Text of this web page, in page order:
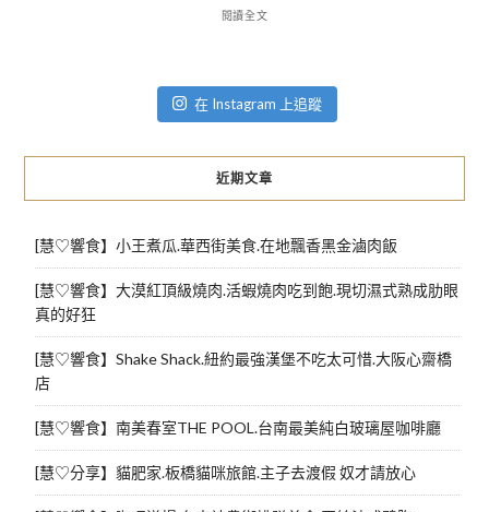
閱讀全文
在 Instagram 上追蹤
近期文章
[慧♡響食】小王煮瓜.華西街美食.在地飄香黑金滷肉飯
[慧♡響食】大漠紅頂級燒肉.活蝦燒肉吃到飽.現切濕式熟成肋眼
真的好狂
[慧♡響食】Shake Shack.紐約最強漢堡不吃太可惜.大阪心齋橋
店
[慧♡響食】南美春室THE POOL.台南最美純白玻璃屋咖啡廳
[慧♡分享】貓肥家.板橋貓咪旅館.主子去渡假 奴才請放心